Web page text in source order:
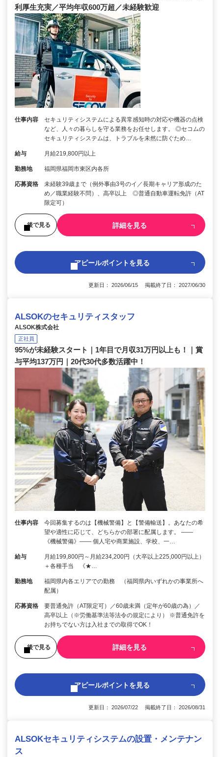
利厚生充実／平均年収600万超／未経験歓迎
仕事内容
セキュリティシステムによる異常感知時の対応や機器の点検
など、人々の暮らしを守る業務をお任せします。 ◎セコムの
セキュリティシステムは、トラブルを未然に防ぐため…
給与 月給219,800円以上
勤務地 福岡県福岡市東区内各所
応募資格
未経験39歳まで（例外事由3号のイ／長期キャリア形成のた
め／職業経験不問）、高卒以上 ◎普通自動車運転免許（AT
限定可）
後で見る 詳細を見る
アピールポイントを見る
更新日： 2026/06/15 掲載終了日： 2027/06/30
ALSOKのセキュリティスタッフ
ALSOK株式会社
正社員
95%が未経験スタート｜1年目で月収31万円以上も！｜賞
与平均137万円｜20代30代多数活躍中！
仕事内容
今回募集するのは【機械警備】と【警備輸送】。あなたの希
望や適性に応じて、どちらかの部署に配属します。 ――
《機械警備》―― 個人宅や商業施設、学校、一…
給与
月給199,800円～月給234,200円（大卒以上225,000円以上）
＋各種手当 《★…
勤務地
福岡県内各エリアでの勤務 （福岡県内いずれかの事業所へ
配属）
応募資格
要普通免許（AT限定可）／60歳未満（定年が60歳の為）／
高卒以上（※労働基準法等法令の規定により） ※普通免許を
お持ちでない方は入社までの取得でOK！
後で見る 詳細を見る
アピールポイントを見る
更新日： 2026/07/22 掲載終了日： 2026/08/31
ALSOKセキュリティシステムの設置・メンテナン
ス